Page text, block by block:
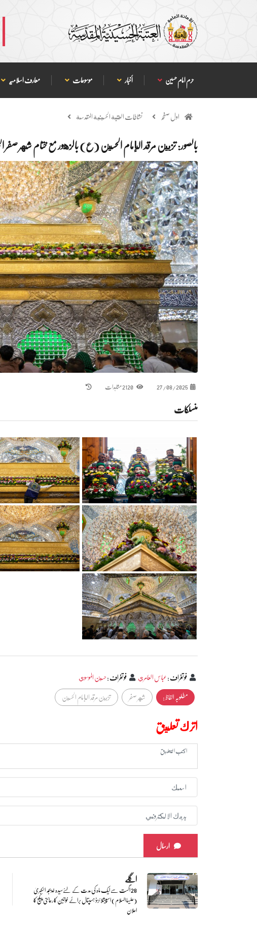
حرم امام حسین أخبار موسوعات معارف اسلامیہ
اول صفحہ نشاطات العتبة الحسينية المقدسة
بالصور: تزيين مرقد الإمام الحسين (ع) بالزهور مع ختام شهر صفر
27/08/2025
منسلکات
فوتغراف:عباس العامري فوتغراف:حسين الموسوي
مطلوبہ الفاظ :
شهر صفر تزيين مرقد الإمام الحسين
اترك تعليق
ارسال
اگلے
28 اگست سے ایک ماہ کی مدت کے لئےسیدہ خدیجہ الکبریٰ
(علیہا السلام) اسپیشلائزڈ ہسپتال برائے خواتین کا رعائتی پیکج کا
اعلان